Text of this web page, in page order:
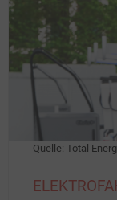
Quelle: Total